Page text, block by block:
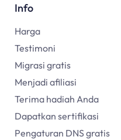
Info
Harga
Testimoni
Migrasi gratis
Menjadi afiliasi
Terima hadiah Anda
Dapatkan sertifikasi
Pengaturan DNS gratis